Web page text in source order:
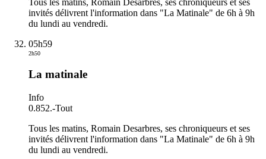
Tous les matins, Romain Desarbres, ses chroniqueurs et ses
invités délivrent l'information dans "La Matinale" de 6h à 9h
du lundi au vendredi.
05h59
2h50
La matinale
Info
0.852.-Tout
Tous les matins, Romain Desarbres, ses chroniqueurs et ses
invités délivrent l'information dans "La Matinale" de 6h à 9h
du lundi au vendredi.